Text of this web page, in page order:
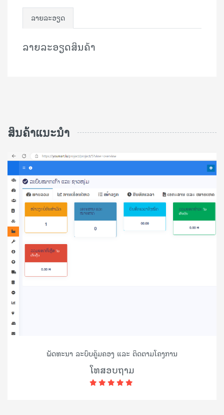
ລາຍລະອຽດ
ລາຍລະອຽດສິນຄ້າ
ສິນຄ້າແນະນຳ
ພັດທະນາ ລະບົບຄູ້ມຄອງ ແລະ ຕິດຕາມໂຄງການ
ໂທສອບຖາມ